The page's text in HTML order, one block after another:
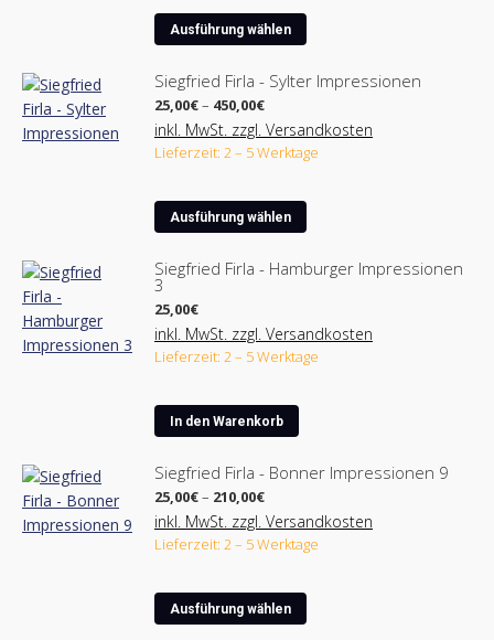
der
gewählt
werden
Ausführung wählen
Dieses
Produkt
weist
mehrere
Varianten
auf.
der
werden
Siegfried Firla - Sylter Impressionen
25,00€– 450,00€Preisspanne:
25,00€
bis
450,00€
inkl. MwSt. zzgl. Versandkosten
Lieferzeit: 2 – 5 Werktage
Ausführung wählen
Dieses
Produkt
mehrere
auf.
Die
Produktseite
werden
Siegfried Firla - Hamburger Impressionen
3
25,00€
inkl. MwSt. zzgl. Versandkosten
Lieferzeit: 2 – 5 Werktage
In den Warenkorb
Siegfried Firla - Bonner Impressionen 9
25,00€– 210,00€Preisspanne:
25,00€
bis
210,00€
inkl. MwSt. zzgl. Versandkosten
Lieferzeit: 2 – 5 Werktage
Ausführung wählen
Dieses
Produkt